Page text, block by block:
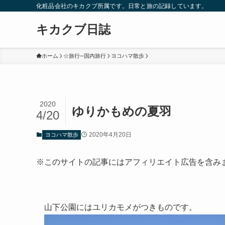
化粧品会社のキカクブ所属です。日常と旅の記録しています。
キカクブ日誌
ホーム ☆旅行─国内旅行 ヨコハマ散歩
ゆりかもめの夏羽
2020
4/20
ヨコハマ散歩 2020年4月20日
※このサイトの記事にはアフィリエイト広告を含み
山下公園にはユリカモメがつきものです。